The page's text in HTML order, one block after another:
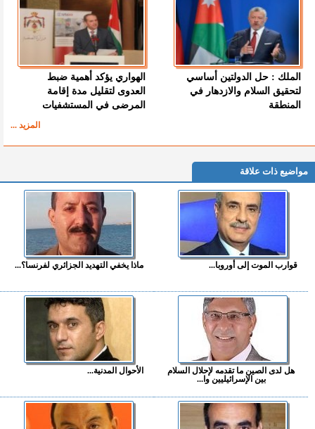
الملك : حل الدولتين أساسي
لتحقيق السلام والازدهار في
المنطقة
الهواري يؤكد أهمية ضبط
العدوى لتقليل مدة إقامة
المرضى في المستشفيات
المزيد ...
مواضيع ذات علاقة
قوارب الموت إلى أوروبا... ماذا يخفي التهديد الجزائري لفرنسا؟...
هل لدى الصين ما تقدمه لإحلال السلام
بين الإسرائيليين وا...
الأحوال المدنية...